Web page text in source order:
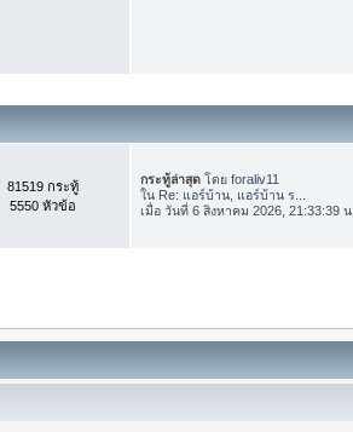
81519 กระทู้
5550 หัวข้อ
กระทู้ล่าสุด โดยforaliv11
ใน Re: แอร์บ้าน, แอร์บ้าน ร...
เมื่อ วันที่ 6 สิงหาคม 2026, 21:33:39 น.